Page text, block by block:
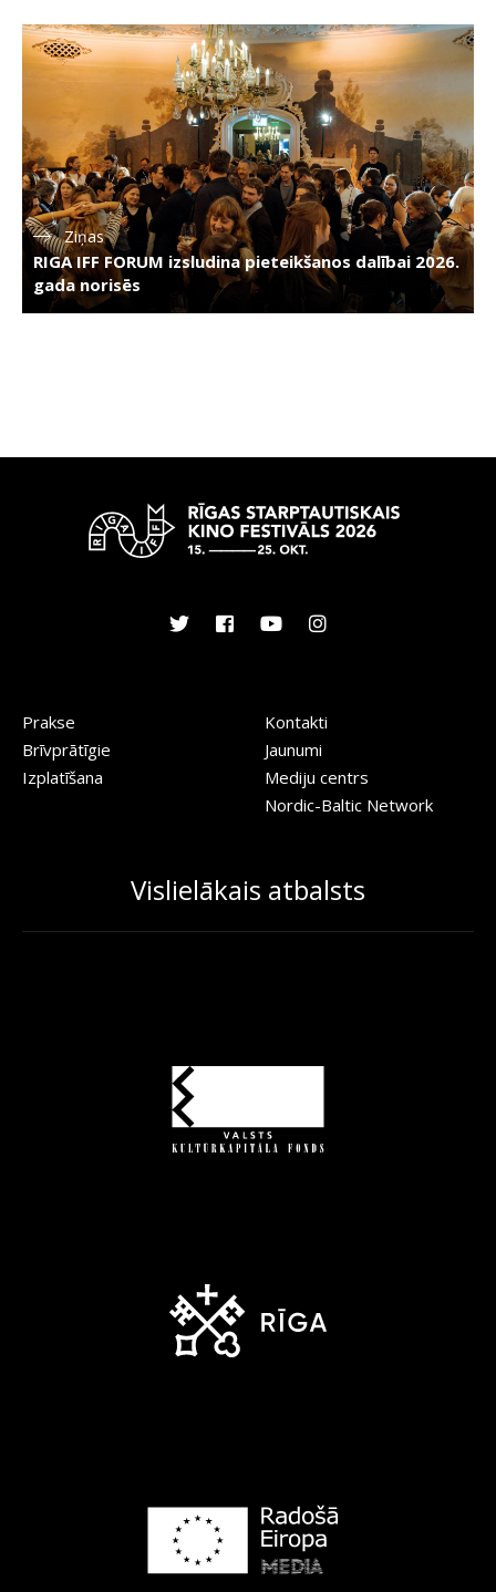
Ziņas
RIGA IFF FORUM izsludina pieteikšanos dalībai 2026.
gada norisēs
Prakse
Brīvprātīgie
Izplatīšana
Kontakti
Jaunumi
Mediju centrs
Nordic-Baltic Network
Vislielākais atbalsts